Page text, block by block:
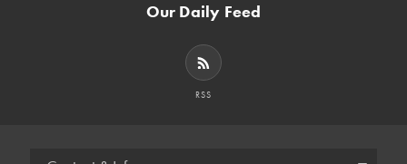
Our Daily Feed
RSS